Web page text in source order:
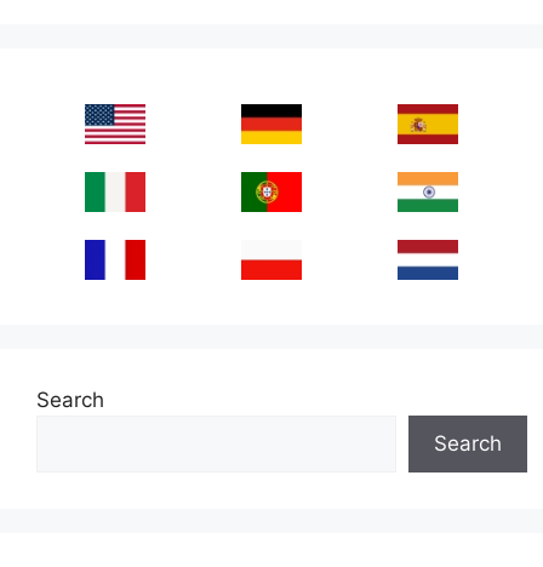
Search
Search